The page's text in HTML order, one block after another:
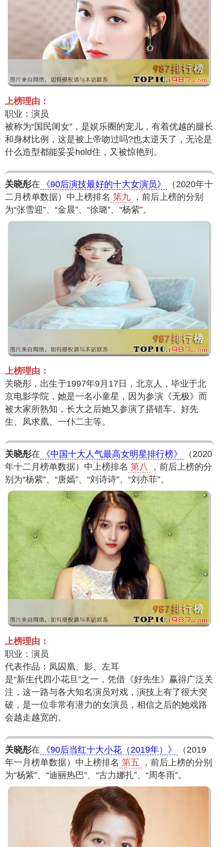
上榜理由：
职业：演员
被称为“国民闺女”，是娱乐圈的宠儿，有着优越的腿长
和身材比例，这是被上帝吻过吗?也太逆天了，无论是
什么造型都能妥妥hold住，又被惊艳到。
关晓彤在 《90后演技最好的十大女演员》
（2020年十
二月榜单数据）中上榜排名 第九
，前后上榜的分别
为“张雪迎”、“金晨”、“徐璐”、“杨紫”。
上榜理由：
关晓彤，出生于1997年9月17日，北京人，毕业于北
京电影学院，她是一名小童星，因为参演《无极》而
被大家所熟知，长大之后她又参演了搭错车、好先
生、凤求凰、一仆二主等。
关晓彤在 《中国十大人气最高女明星排行榜》
（2020
年十二月榜单数据）中上榜排名 第八
，前后上榜的分
别为“杨紫”、“唐嫣”、“刘诗诗”、“刘亦菲”。
上榜理由：
职业：演员
代表作品：凤囚凰、影、左耳
是“新生代四小花旦”之一，凭借《好先生》赢得广泛关
注，这一路与各大知名演员对戏，演技上有了很大突
破，是一位非常有潜力的女演员，相信之后的她戏路
会越走越宽的。
关晓彤在 《90后当红十大小花（2019年）》
（2019
年一月榜单数据）中上榜排名 第五
，前后上榜的分别
为“杨紫”、“迪丽热巴”、“古力娜扎”、“周冬雨”。